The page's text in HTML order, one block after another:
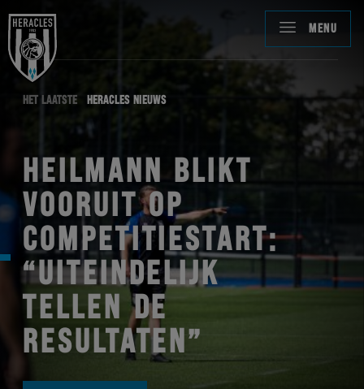
MENU
HET LAATSTE HERACLES NIEUWS
HEILMANN BLIKT
VOORUIT OP
COMPETITIESTART:
“UITEINDELIJK
TELLEN DE
RESULTATEN”